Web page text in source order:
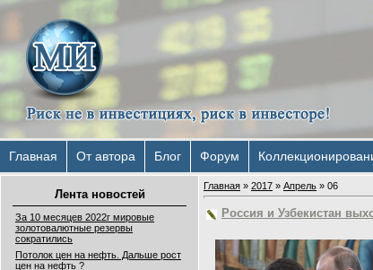
Главная От автора Блог Форум
Лента новостей
За 10 месяцев 2022г мировые
золотовалютные резервы
сократились
Потолок цен на нефть. Дальше рост
цен на нефть ?
Главная » 2017 » Апрель » 06
Россия и Узбекистан